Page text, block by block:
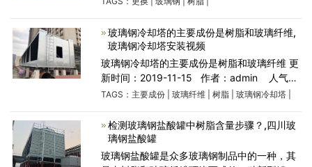
前，应仔细检查玻璃钢
玻璃钢冷却塔的主要成份是树脂和玻璃纤维,
玻璃钢冷却塔安装视频
玻璃钢冷却塔的主要成份是树脂和玻璃纤维 更
新时间：2019-11-15 作者：admin 人气：
316 玻璃钢冷却塔中的自然通风筒在终止的生
良的流膂
TAGS： 主要成份| 玻璃纤维| 树脂| 玻璃钢冷却塔|
检测玻璃钢盐酸罐中树脂含量步骤？,四川玻
璃钢盐酸罐
玻璃钢盐酸罐是众多玻璃钢制品中的一种，其